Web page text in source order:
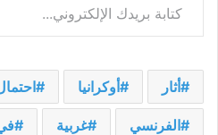
أثار أوكرانيا
الفرنسي غربية